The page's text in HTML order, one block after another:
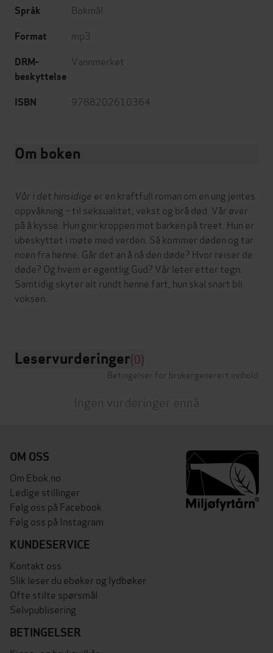
Språk Bokmål
Format mp3
DRM-
beskyttelse
Vannmerket
ISBN 9788202610364
Om boken
Vår i det hinsidige er en kraftfull roman om en ung jentes
oppvåkning – til seksualitet, vekst og brå død. Vår øver
på å kysse. Hun gnir kroppen mot barken på treet. Hun er
ubeskyttet i møte med verden. Så kommer døden og tar
noen fra henne. Går det an å nå den døde? Hvor reiser de
døde? Og hvem er egentlig Gud? Vår leter etter tegn.
Samtidig skyter alt rundt henne fart, hun skal snart bli
voksen.
Leservurderinger(0)
Betingelser for brukergenerert innhold
Ingen vurderinger ennå
OM OSS
Om Ebok.no
Ledige stillinger
Følg oss på Facebook
Følg oss på Instagram
KUNDESERVICE
Kontakt oss
Slik leser du ebøker og lydbøker
Ofte stilte spørsmål
Selvpublisering
BETINGELSER